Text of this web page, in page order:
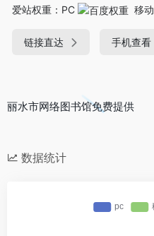
爱站权重： PC 移动
链接直达 手机查看
丽水市网络图书馆免费提供
数据统计